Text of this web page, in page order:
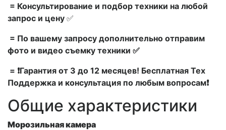
= Консультирование и подбор техники на любой
запрос и цену ✅
= По вашему запросу дополнительно отправим
фото и видео съемку техники ✅
= ❗Гарантия от 3 до 12 месяцев! Бесплатная Тех
Поддержка и консультация по любым вопросам❗
Общие характеристики
Морозильная камера